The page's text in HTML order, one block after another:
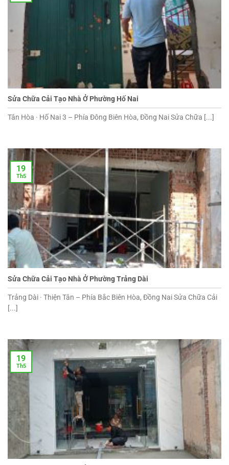
Sửa Chữa Cải Tạo Nhà Ở Phường Hố Nai
Tân Hòa · Hố Nai 3 – Phía Đông Biên Hòa, Đồng Nai Sửa Chữa [...]
Sửa Chữa Cải Tạo Nhà Ở Phường Trảng Dài
Trảng Dài · Thiện Tân – Phía Bắc Biên Hòa, Đồng Nai Sửa Chữa Cải
[...]
19
Th5
19
Th5